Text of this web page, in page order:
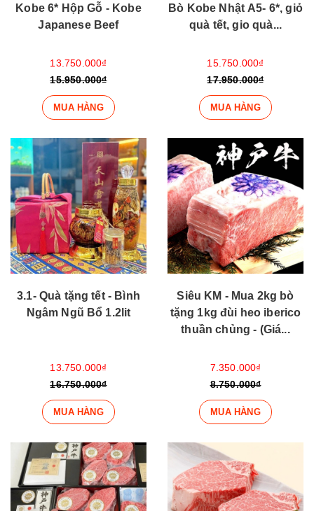
Kobe 6* Hộp Gỗ - Kobe
Japanese Beef
13.750.000₫
15.950.000₫
MUA HÀNG
Bò Kobe Nhật A5- 6*, giỏ
quà tết, gio quà...
15.750.000₫
17.950.000₫
MUA HÀNG
3.1- Quà tặng tết - Bình
Ngâm Ngũ Bổ 1.2lit
13.750.000₫
16.750.000₫
MUA HÀNG
Siêu KM - Mua 2kg bò
tặng 1kg đùi heo iberico
thuần chủng - (Giá...
7.350.000₫
8.750.000₫
MUA HÀNG